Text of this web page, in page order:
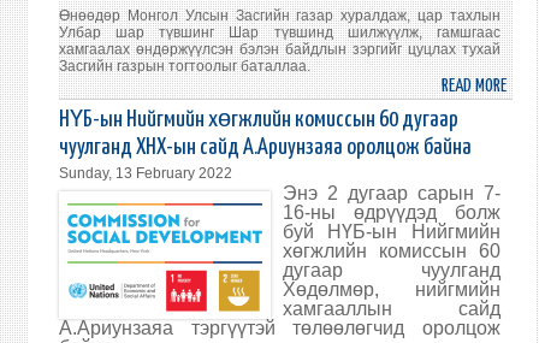
Өнөөдөр Монгол Улсын Засгийн газар хуралдаж, цар тахлын
Улбар шар түвшинг Шар түвшинд шилжүүлж, гамшгаас
хамгаалах өндөржүүлсэн бэлэн байдлын зэргийг цуцлах тухай
Засгийн газрын тогтоолыг баталлаа.
READ MORE
НҮБ-ын Нийгмийн хөгжлийн комиссын 60 дугаар
чуулганд ХНХ-ын сайд А.Ариунзаяа оролцож байна
Sunday, 13 February 2022
Энэ 2 дугаар сарын 7-
16-ны өдрүүдэд болж
буй НҮБ-ын Нийгмийн
хөгжлийн комиссын 60
дугаар чуулганд
Хөдөлмөр, нийгмийн
хамгааллын сайд
А.Ариунзаяа тэргүүтэй төлөөлөгчид оролцож